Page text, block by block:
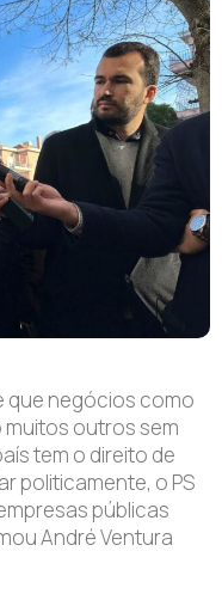
que negócios como
outros sem
tem o direito de
politicamente, o PS
públicas
André Ventura